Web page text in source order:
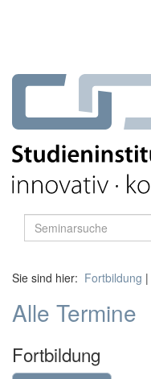
Sie sind hier: Fortbildung |
Alle Termine
Fortbildung